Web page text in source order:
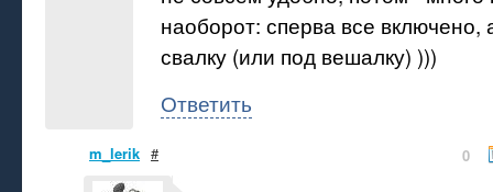
наоборот: сперва все включено,
свалку (или под вешалку) )))
Ответить
m_lerik # 0